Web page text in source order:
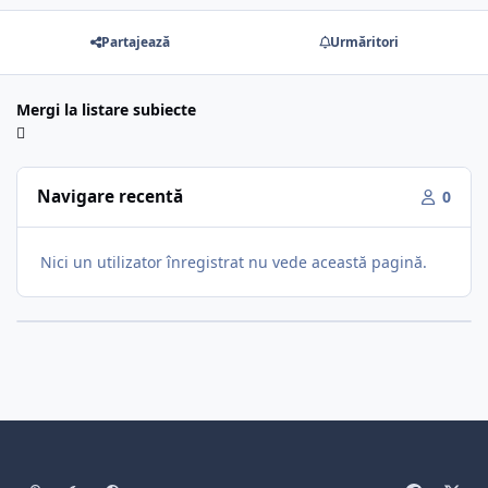
Partajează Urmăritori
Mergi la listare subiecte
Navigare recentă 0
Nici un utilizator înregistrat nu vede această pagină.
Light ModeDark ModeSystem Preference